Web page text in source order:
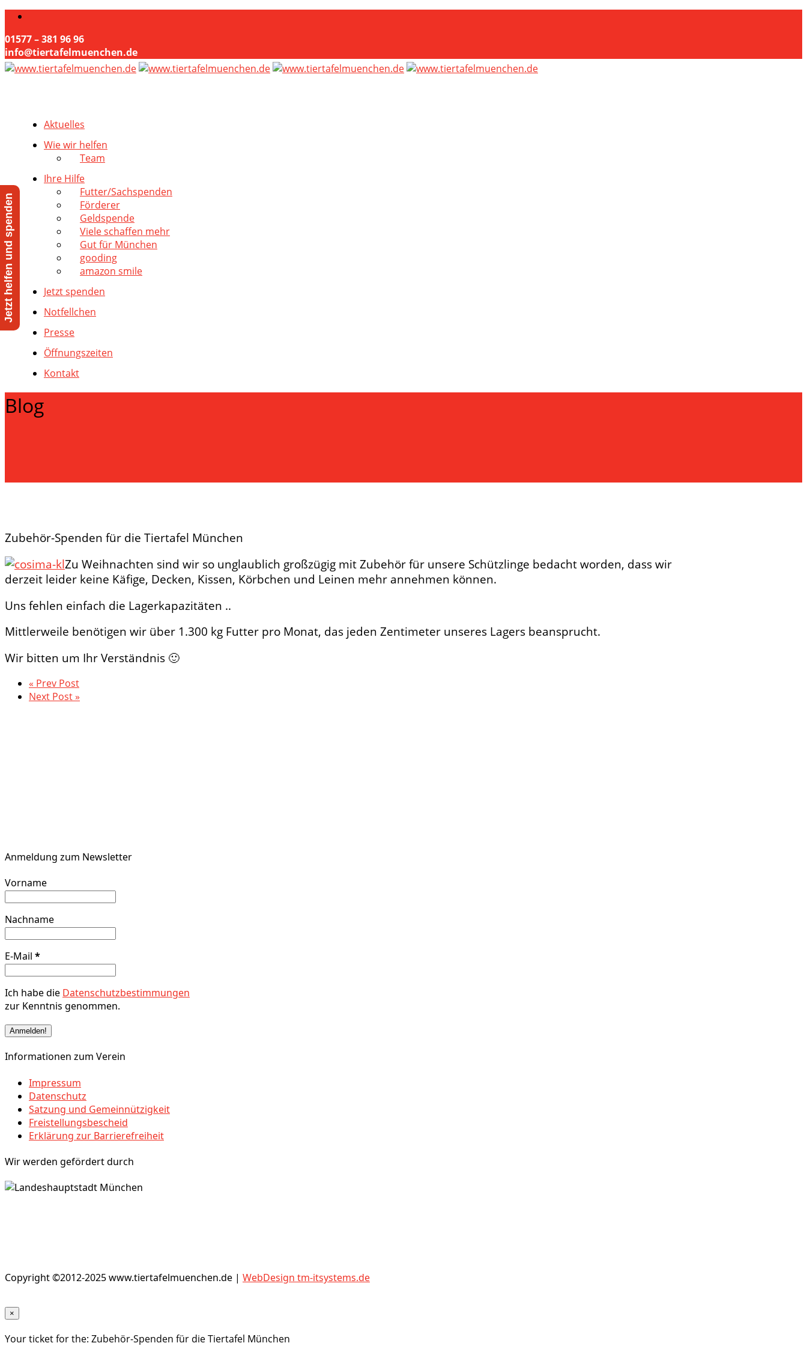
01577 – 381 96 96
info@tiertafelmuenchen.de
Aktuelles
Wie wir helfen
Team
Ihre Hilfe
Futter/Sachspenden
Förderer
Geldspende
Viele schaffen mehr
Gut für München
gooding
amazon smile
Jetzt spenden
Notfellchen
Presse
Öffnungszeiten
Kontakt
Blog
Zubehör-Spenden für die Tiertafel München
Zu Weihnachten sind wir so unglaublich großzügig mit Zubehör für unsere Schützlinge bedacht worden, dass wir
derzeit leider keine Käfige, Decken, Kissen, Körbchen und Leinen mehr annehmen können.
Uns fehlen einfach die Lagerkapazitäten ..
Mittlerweile benötigen wir über 1.300 kg Futter pro Monat, das jeden Zentimeter unseres Lagers beansprucht.
Wir bitten um Ihr Verständnis 🙂
« Prev Post
Next Post »
Anmeldung zum Newsletter
Vorname
Nachname
E-Mail *
Ich habe die Datenschutzbestimmungen
zur Kenntnis genommen.
Informationen zum Verein
Impressum
Datenschutz
Satzung und Gemeinnützigkeit
Freistellungsbescheid
Erklärung zur Barrierefreiheit
Wir werden gefördert durch
Copyright ©2012-2025 www.tiertafelmuenchen.de | WebDesign tm-itsystems.de
×
Your ticket for the: Zubehör-Spenden für die Tiertafel München
Jetzt helfen und spenden